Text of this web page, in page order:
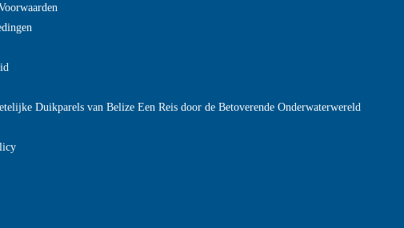
Duikparels van Belize Een Reis door de Betoverende Onderwaterwereld